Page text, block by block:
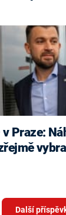
Praze:
Další